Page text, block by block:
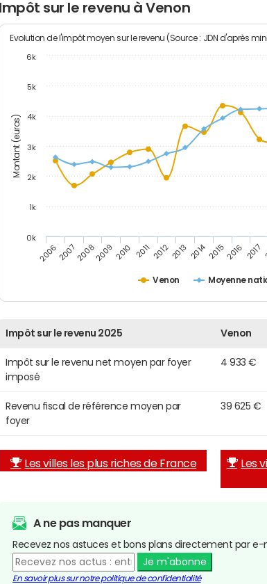
Impôt sur le revenu à Venon
Montant (euros)
Evolution de l'impôt moyen sur le revenu (Source : JDN d'après
Venon Moyenne
20062007200820092010 2011 20122013 201420152016 2017
0k
1k
2k
3k
4k
5k
6k
Impôt sur le revenu 2025 Venon
Impôt sur le revenu net moyen par foyer
imposé
4 933 €
Revenu fiscal de référence moyen par
foyer
39 625 €
Les villes les plus riches de France
Les
A ne pas manquer
Recevez nos astuces et bons plans directement par e-
Je m'abonne
En savoir plus sur notre politique de confidentialité